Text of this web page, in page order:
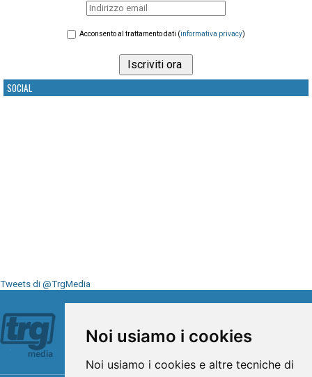
Noi usiamo i cookies
Noi usiamo i cookies e altre tecniche di
Acconsento al trattamento dati (informativa privacy)
SOCIAL
Tweets di @TrgMedia